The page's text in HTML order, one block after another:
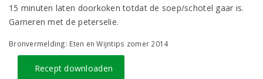
15 minuten laten doorkoken totdat de soep/schotel gaar is.
Garneren met de peterselie.
Bronvermelding: Eten en Wijntips zomer 2014
Recept downloaden